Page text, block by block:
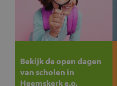
Bekijk de open dagen
van scholen in
Heemskerk e.o.